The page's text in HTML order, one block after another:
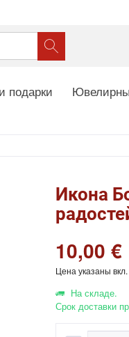
подарки
Икона
10,00 €
Цена указаны
На складе.
Срок доставки